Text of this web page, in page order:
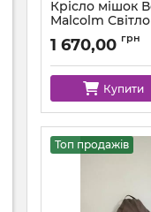
Крісло мішок
Malcolm
Артикул: km-
1 670,00 грн
Купити
Топ продажів